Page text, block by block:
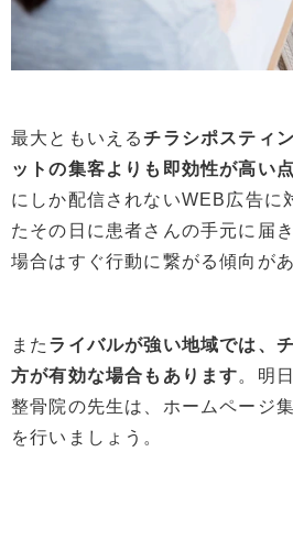
最大ともいえるチラシポスティ
ットの集客よりも即効性が高い
にしか配信されないWEB広告に
たその日に患者さんの手元に届
場合はすぐ行動に繋がる傾向があ
また ライバルが強い地域では、
方が有効な場合もあります。明
整骨院の先生は、ホームページ
を行いましょう。